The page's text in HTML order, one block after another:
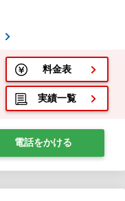
料金表
実績一覧
電話をかける